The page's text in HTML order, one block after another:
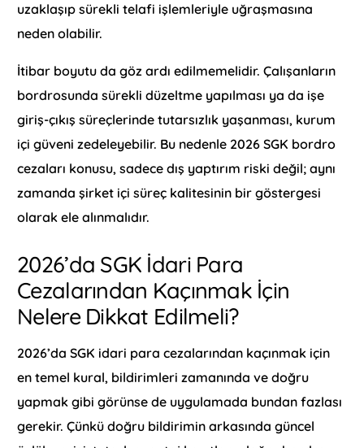
uzaklaşıp sürekli telafi işlemleriyle uğraşmasına
neden olabilir.
İtibar boyutu da göz ardı edilmemelidir. Çalışanların
bordrosunda sürekli düzeltme yapılması ya da işe
giriş-çıkış süreçlerinde tutarsızlık yaşanması, kurum
içi güveni zedeleyebilir. Bu nedenle 2026 SGK bordro
cezaları konusu, sadece dış yaptırım riski değil; aynı
zamanda şirket içi süreç kalitesinin bir göstergesi
olarak ele alınmalıdır.
2026’da SGK İdari Para
Cezalarından Kaçınmak İçin
Nelere Dikkat Edilmeli?
2026’da SGK idari para cezalarından kaçınmak için
en temel kural, bildirimleri zamanında ve doğru
yapmak gibi görünse de uygulamada bundan fazlası
gerekir. Çünkü doğru bildirimin arkasında güncel